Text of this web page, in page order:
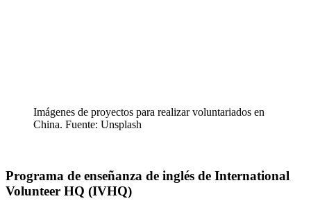
Imágenes de proyectos para realizar voluntariados en
China. Fuente: Unsplash
Programa de enseñanza de inglés de International
Volunteer HQ (IVHQ)